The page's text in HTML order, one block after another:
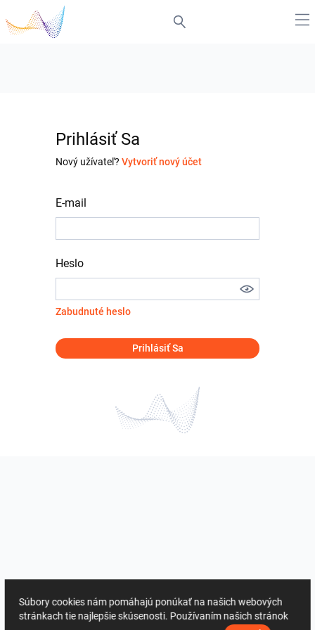
Prihlásiť Sa
Nový užívateľ? Vytvoriť nový účet
E-mail
Heslo
Zabudnuté heslo
Prihlásiť Sa
Súbory cookies nám pomáhajú ponúkať na našich webových
stránkach tie najlepšie skúsenosti. Používaním našich stránok